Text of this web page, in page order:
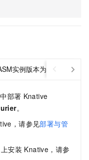
实例版本为
部署 Knative
。
，请参见部署与管
上安装 Knative，请参